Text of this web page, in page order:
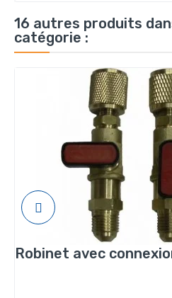
16 autres produits
catégorie :
Robinet avec